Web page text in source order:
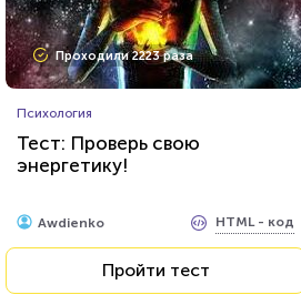
Проходили 2223 раза
Психология
Тест: Проверь свою
энергетику!
Awdienko HTML - код
Пройти тест